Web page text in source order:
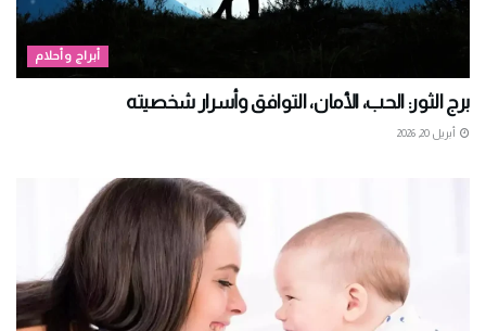
أبراج وأحلام
برج الثور: الحب، الأمان، التوافق وأسرار شخصيته
أبريل 20, 2026